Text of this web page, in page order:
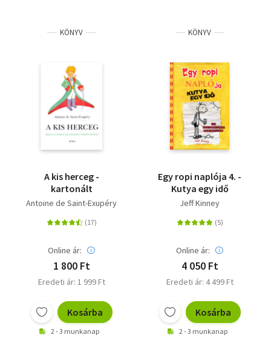
KÖNYV
A kis herceg -
kartonált
Antoine de Saint-Exupéry
Online ár:
1 800 Ft
Eredeti ár: 1 999 Ft
Kosárba
2 - 3 munkanap
KÖNYV
Egy ropi naplója 4. -
Kutya egy idő
Jeff Kinney
Online ár:
4 050 Ft
Eredeti ár: 4 499 Ft
Kosárba
2 - 3 munkanap